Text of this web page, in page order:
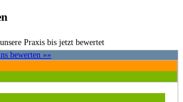
Praxis bis jetzt bewertet
bewerten »»